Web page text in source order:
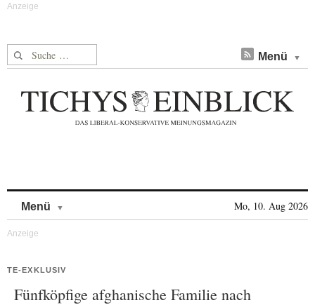
Suche nach: Menü
Menü Mo, 10. Aug 2026
TE-EXKLUSIV
Fünfköpfige afghanische Familie nach